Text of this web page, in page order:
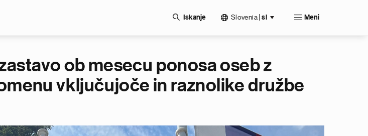
Iskanje Slovenia sl Meni
ob mesecu ponosa oseb z
vključujoče in raznolike družbe